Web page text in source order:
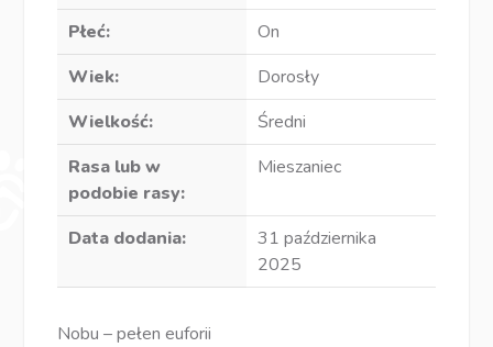
Płeć:
On
Wiek:
Dorosły
Wielkość:
Średni
Rasa lub w
podobie rasy:
Mieszaniec
Data dodania:
31 października
2025
Nobu – pełen euforii